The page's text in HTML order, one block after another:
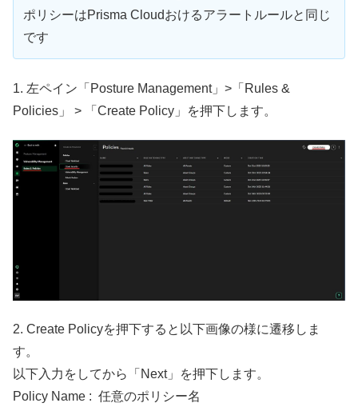
ポリシーはPrisma Cloudおけるアラートルールと同じ
です
1. 左ペイン「Posture Management」>「Rules &
Policies」 > 「Create Policy」を押下します。
2. Create Policyを押下すると以下画像の様に遷移しま
す。
以下入力をしてから「Next」を押下します。
Policy Name : 任意のポリシー名